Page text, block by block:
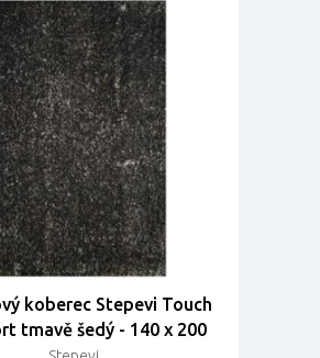
koberec Stepevi Touch
tmavě šedý - 140 x 200